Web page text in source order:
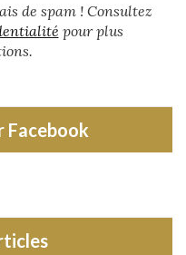
de spam ! Consultez
pour plus
Facebook